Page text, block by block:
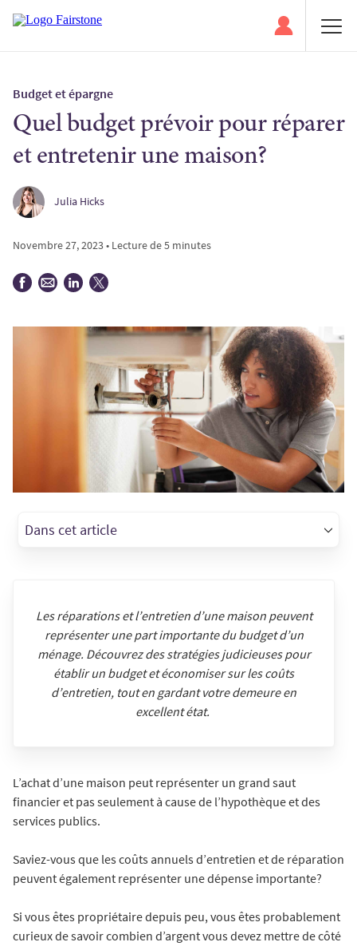
Budget et épargne
Quel budget prévoir pour réparer
et entretenir une maison?
Julia Hicks
Novembre 27, 2023 • Lecture de 5 minutes
Dans cet article
Les réparations et l’entretien d’une maison peuvent
représenter une part importante du budget d’un
ménage. Découvrez des stratégies judicieuses pour
établir un budget et économiser sur les coûts
d’entretien, tout en gardant votre demeure en
excellent état.
L’achat d’une maison peut représenter un grand saut
financier et pas seulement à cause de l’hypothèque et des
services publics.
Saviez-vous que les coûts annuels d’entretien et de réparation
peuvent également représenter une dépense importante?
Si vous êtes propriétaire depuis peu, vous êtes probablement
curieux de savoir combien d’argent vous devez mettre de côté